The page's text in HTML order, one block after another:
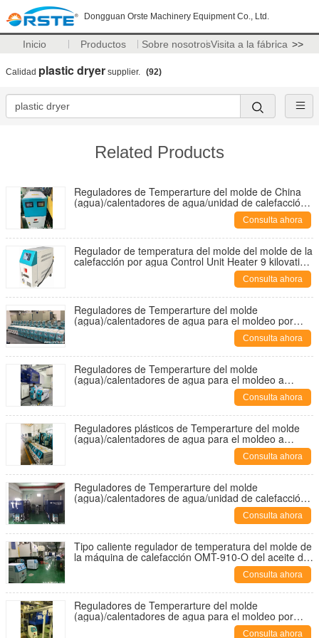
Dongguan Orste Machinery Equipment Co., Ltd.
Inicio Productos Sobre nosotrosVisita a la fábrica >>
Calidad plastic dryer supplier. (92)
Related Products
Reguladores de Temperarture del molde de China
(agua)/calentadores de agua/unidad de calefacción
para el moldeo por inyección plástico OMT-910-W
Consulta ahora
Regulador de temperatura del molde del molde de la
calefacción por agua Control Unit Heater 9 kilovatios
OMT-910-W para el moldeo a presión plástico
Consulta ahora
Reguladores de Temperarture del molde
(agua)/calentadores de agua para el moldeo por
Consulta ahora
Reguladores de Temperarture del molde
(agua)/calentadores de agua para el moldeo a
Consulta ahora
Reguladores plásticos de Temperarture del molde
(agua)/calentadores de agua para el moldeo a
Consulta ahora
Reguladores de Temperarture del molde
(agua)/calentadores de agua/unidad de calefacción
para el moldeo por inyección plásticoConsulta ahora
Tipo caliente regulador de temperatura del molde de
la máquina de calefacción OMT-910-O del aceite de
Consulta ahora
Reguladores de Temperarture del molde
(agua)/calentadores de agua para el moldeo por
Consulta ahora